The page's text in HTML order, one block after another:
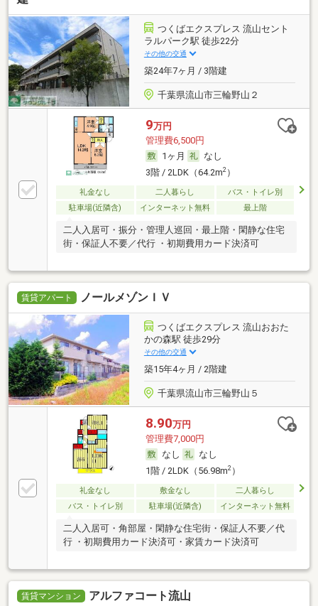
つくばエクスプレス 流山セント
ラルパーク駅 徒歩22分
その他の交通
築24年7ヶ月 / 3階建
千葉県流山市三輪野山２
9万円
管理費6,500円
1ヶ月
なし
3階 / 2LDK（64.2m2）
礼金なし 二人暮らし
バス・トイレ別
駐車場(近隣含)
インターネット無料 最上階
二人入居可・振分・管理人巡回・最上階・閑静な住宅
街・保証人不要／代行 ・初期費用カード決済可
賃貸アパート ノールメゾンＩＶ
つくばエクスプレス 流山おおた
かの森駅 徒歩29分
その他の交通
築15年4ヶ月 / 2階建
千葉県流山市三輪野山５
8.90万円
管理費7,000円
なし
なし
1階 / 2LDK（56.98m2）
礼金なし 敷金なし
二人暮らし
バス・トイレ別
駐車場(近隣含) インターネット無料
二人入居可・角部屋・閑静な住宅街・保証人不要／代
行 ・初期費用カード決済可・家賃カード決済可
賃貸マンション アルファコート流山